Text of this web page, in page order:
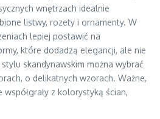
wnętrzach idealnie
listwy, rozety i ornamenty. W
lepiej postawić na
które dodadzą elegancji, ale nie
skandynawskim można wybrać
o delikatnych wzorach. Ważne,
z kolorystyką ścian,